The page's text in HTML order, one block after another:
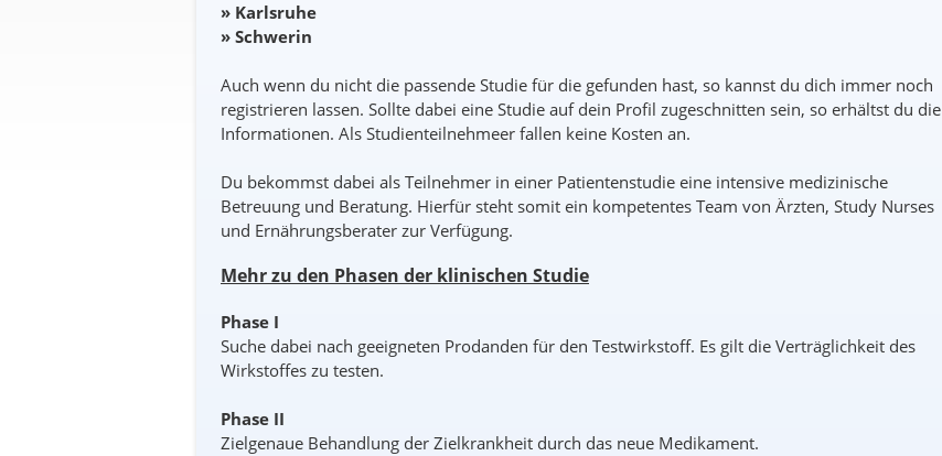
» Karlsruhe
» Schwerin
Auch wenn du nicht die passende Studie für die gefunden hast, so kannst du dich immer noch
registrieren lassen. Sollte dabei eine Studie auf dein Profil zugeschnitten sein, so erhältst du die
Informationen. Als Studienteilnehmeer fallen keine Kosten an.
Du bekommst dabei als Teilnehmer in einer Patientenstudie eine intensive medizinische
Betreuung und Beratung. Hierfür steht somit ein kompetentes Team von Ärzten, Study Nurses
und Ernährungsberater zur Verfügung.
Mehr zu den Phasen der klinischen Studie
Phase I
Suche dabei nach geeigneten Prodanden für den Testwirkstoff. Es gilt die Verträglichkeit des
Wirkstoffes zu testen.
Phase II
Zielgenaue Behandlung der Zielkrankheit durch das neue Medikament.